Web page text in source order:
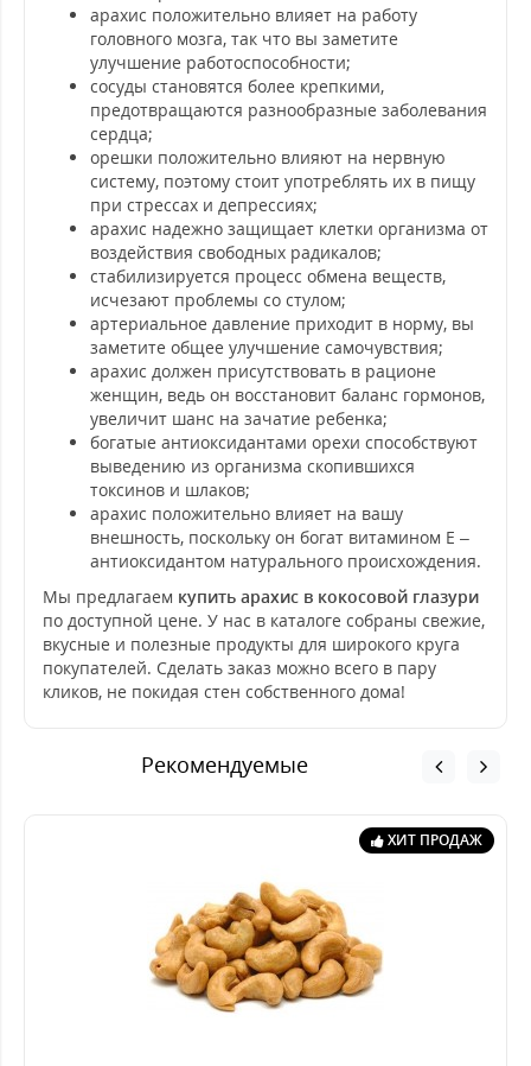
арахис положительно влияет на работу
головного мозга, так что вы заметите
улучшение работоспособности;
сосуды становятся более крепкими,
предотвращаются разнообразные заболевания
сердца;
орешки положительно влияют на нервную
систему, поэтому стоит употреблять их в пищу
при стрессах и депрессиях;
арахис надежно защищает клетки организма от
воздействия свободных радикалов;
стабилизируется процесс обмена веществ,
исчезают проблемы со стулом;
артериальное давление приходит в норму, вы
заметите общее улучшение самочувствия;
арахис должен присутствовать в рационе
женщин, ведь он восстановит баланс гормонов,
увеличит шанс на зачатие ребенка;
богатые антиоксидантами орехи способствуют
выведению из организма скопившихся
токсинов и шлаков;
арахис положительно влияет на вашу
внешность, поскольку он богат витамином Е –
антиоксидантом натурального происхождения.
Мы предлагаем купить арахис в кокосовой глазури
по доступной цене. У нас в каталоге собраны свежие,
вкусные и полезные продукты для широкого круга
покупателей. Сделать заказ можно всего в пару
кликов, не покидая стен собственного дома!
Рекомендуемые
ХИТ ПРОДАЖ